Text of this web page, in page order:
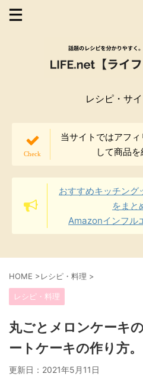
レシピ・サ
当サイトではアフ
して商品を
おすすめキッチング
をまと
Amazonインフル
HOME >レシピ・料理 >
レシピ・料理
丸ごとメロンケーキ
ートケーキの作り方。
更新日： 2021年5月11日